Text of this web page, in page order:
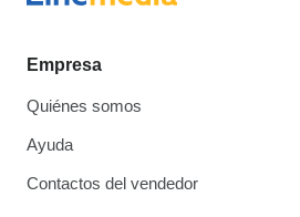
Empresa
Quiénes somos
Ayuda
Contactos del vendedor